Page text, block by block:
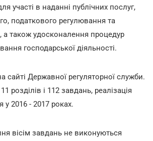
участі в наданні публічних послуг,
податкового регулювання та
а також удосконалення процедур
господарської діяльності.
сайті Державної регуляторної служби.
розділів і 112 завдань, реалізація
у 2016 - 2017 роках.
вісім завдань не виконуються